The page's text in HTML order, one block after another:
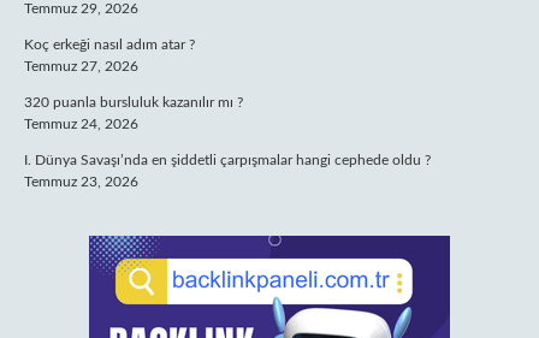
Temmuz 29, 2026
Koç erkeği nasıl adım atar ?
Temmuz 27, 2026
320 puanla bursluluk kazanılır mı ?
Temmuz 24, 2026
I. Dünya Savaşı’nda en şiddetli çarpışmalar hangi cephede oldu ?
Temmuz 23, 2026